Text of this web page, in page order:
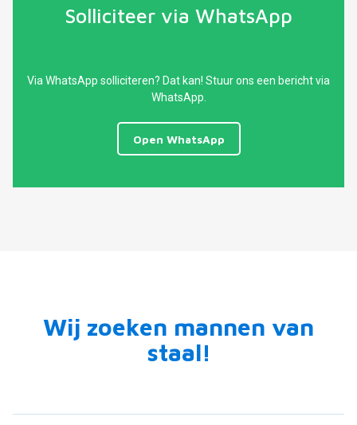
Solliciteer via WhatsApp
Via WhatsApp solliciteren? Dat kan! Stuur ons een bericht via
WhatsApp.
Open WhatsApp
Wij zoeken mannen van
staal!